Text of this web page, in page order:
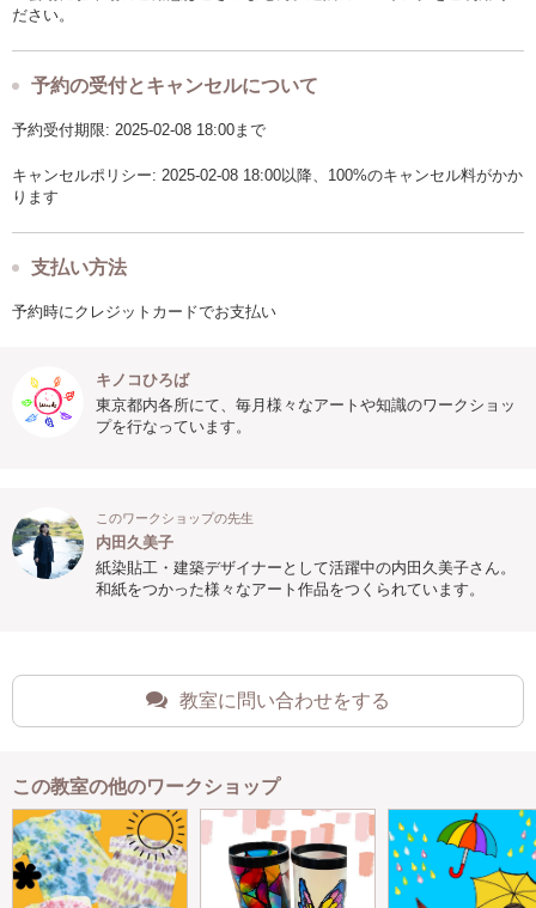
ださい。
予約の受付とキャンセルについて
予約受付期限: 2025-02-08 18:00まで
キャンセルポリシー: 2025-02-08 18:00以降、100%のキャンセル料がかか
ります
支払い方法
予約時にクレジットカードでお支払い
キノコひろば
東京都内各所にて、毎月様々なアートや知識のワークショッ
プを行なっています。
このワークショップの先生
内田久美子
紙染貼工・建築デザイナーとして活躍中の内田久美子さん。
和紙をつかった様々なアート作品をつくられています。
教室に問い合わせをする
この教室の他のワークショップ